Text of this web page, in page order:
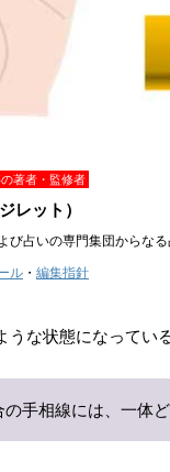
著者・監修者
レット）
び占いの専門集団からな
ル ・ 編集指針
な状態になってい
の手相線には、一体